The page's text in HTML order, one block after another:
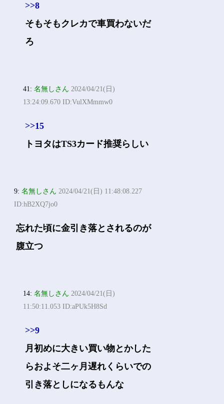
>>8
そもそもクレカで車買わないだ
ろ
41:名無しさん 2024/04/21(日)
13:24:09.670 ID:VulXMmmw0
>>15
トヨタはTS3カード推奨らしい
9:名無しさん 2024/04/21(日) 11:48:08.227
ID:hB2XQ7jo0
忘れた頃に金引き落とされるのが
腹立つ
14:名無しさん 2024/04/21(日)
11:50:11.053 ID:aPUk5H8Sd
>>9
月初めに大きい買い物とかした
らおよそ二ヶ月遅れくらいでの
引き落としになるもんな